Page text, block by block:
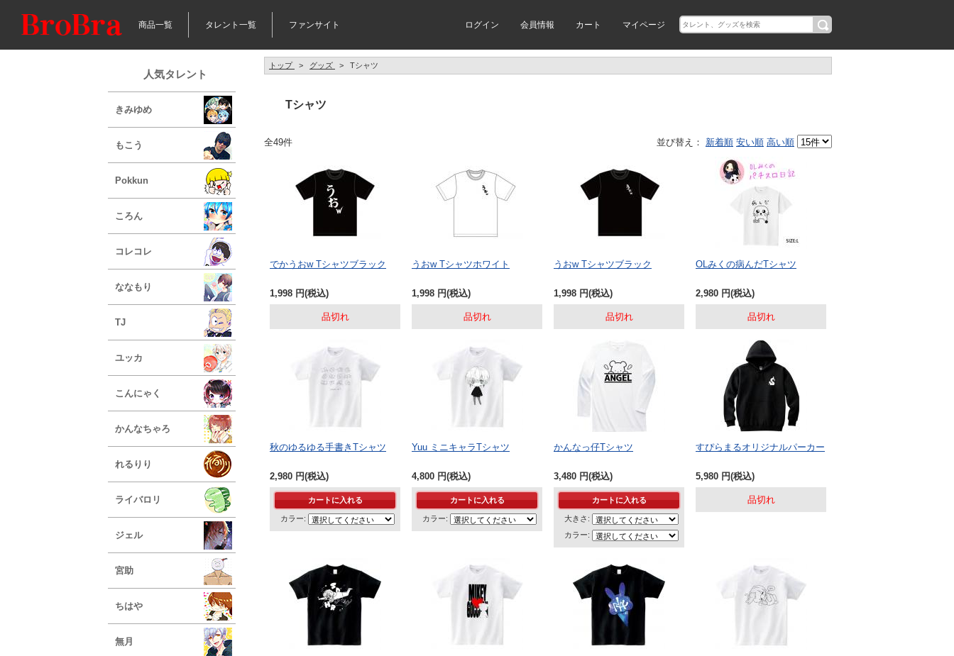
商品一覧 タレント一覧 ファンサイト ログイン 会員情報 カート マイページ
人気タレント
きみゆめ
もこう
Pokkun
ころん
コレコレ
ななもり
TJ
ユッカ
こんにゃく
かんなちゃろ
れるりり
ライバロリ
ジェル
宮助
ちはや
無月
トップ > グッズ > Tシャツ
Tシャツ
全49件 並び替え： 新着順 安い順 高い順
でかうおw Tシャツブラック
1,998 円(税込)
品切れ
うおw Tシャツホワイト
1,998 円(税込)
品切れ
うおw Tシャツブラック
1,998 円(税込)
品切れ
OLみくの病んだTシャツ
2,980 円(税込)
品切れ
秋のゆるゆる手書きTシャツ
2,980 円(税込)
カラー:
Yuu ミニキャラTシャツ
4,800 円(税込)
カラー:
かんなっ仔Tシャツ
3,480 円(税込)
大きさ:
カラー:
すぴらまるオリジナルパーカー
5,980 円(税込)
品切れ